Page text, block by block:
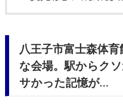
八王子市富士森体
な会場。駅からク
サかった記憶が…